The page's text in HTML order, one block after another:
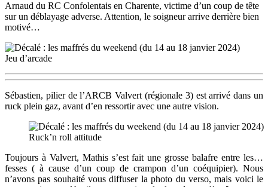
Arnaud du RC Confolentais en Charente, victime d’un coup de tête
sur un déblayage adverse. Attention, le soigneur arrive derrière bien
motivé…
Jeu d’arcade
Sébastien, pilier de l’ARCB Valvert (régionale 3) est arrivé dans un
ruck plein gaz, avant d’en ressortir avec une autre vision.
Ruck’n roll attitude
Toujours à Valvert, Mathis s’est fait une grosse balafre entre les…
fesses ( à cause d’un coup de crampon d’un coéquipier). Nous
n’avons pas souhaité vous diffuser la photo du verso, mais voici le